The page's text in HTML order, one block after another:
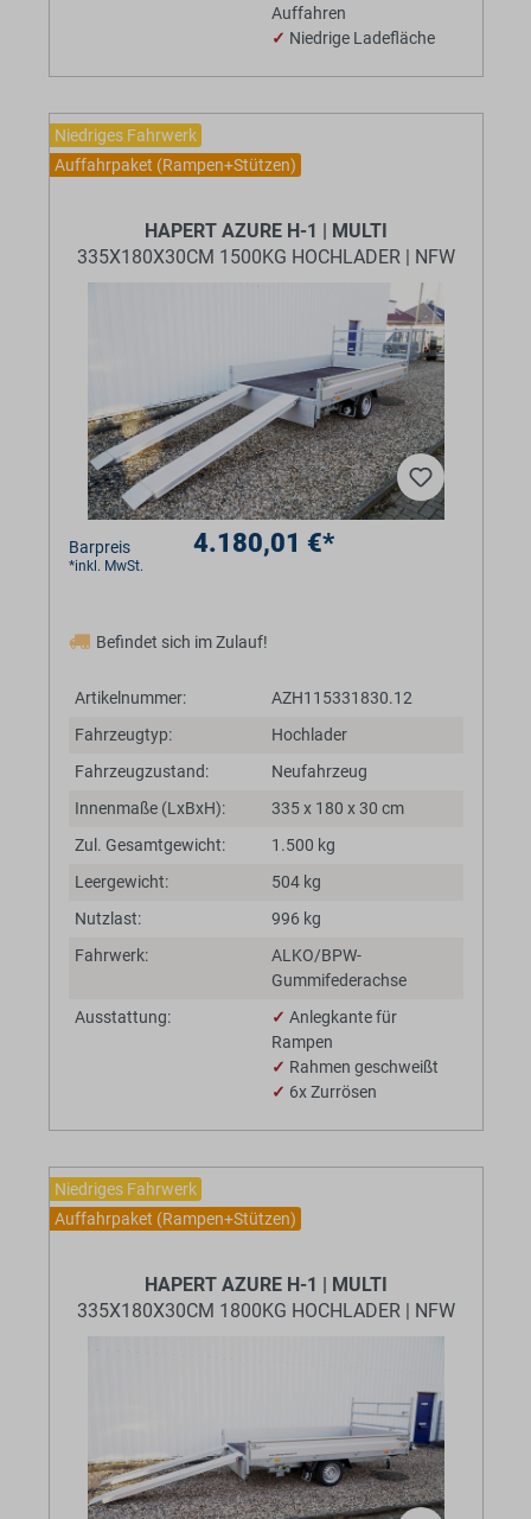
Auffahren
✓ Niedrige Ladefläche
Niedriges Fahrwerk
Auffahrpaket (Rampen+Stützen)
HAPERT AZURE H-1 | MULTI
335X180X30CM 1500KG HOCHLADER | NFW
Barpreis 4.180,01 €*
*inkl. MwSt.
Befindet sich im Zulauf!
Artikelnummer:
AZH115331830.12
Fahrzeugtyp:
Hochlader
Fahrzeugzustand:
Neufahrzeug
Innenmaße (LxBxH):
335 x 180 x 30 cm
Zul. Gesamtgewicht:
1.500 kg
Leergewicht:
504 kg
Nutzlast:
996 kg
Fahrwerk:
ALKO/BPW-
Gummifederachse
Ausstattung:
✓ Anlegkante für
Rampen
✓ Rahmen geschweißt
✓ 6x Zurrösen
Niedriges Fahrwerk
Auffahrpaket (Rampen+Stützen)
HAPERT AZURE H-1 | MULTI
335X180X30CM 1800KG HOCHLADER | NFW